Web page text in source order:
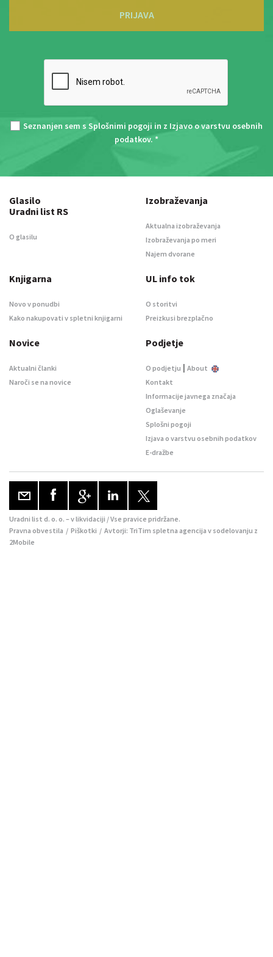
PRIJAVA
Seznanjen sem s Splošnimi pogoji in z Izjavo o varstvu osebnih
podatkov. *
Glasilo
Uradni list RS
O glasilu
Izobraževanja
Aktualna izobraževanja
Izobraževanja po meri
Najem dvorane
Knjigarna
Novo v ponudbi
Kako nakupovati v spletni knjigarni
UL info tok
O storitvi
Preizkusi brezplačno
Novice
Aktualni članki
Naroči se na novice
Podjetje
O podjetju | About
Kontakt
Informacije javnega značaja
Oglaševanje
Splošni pogoji
Izjava o varstvu osebnih podatkov
E-dražbe
Uradni list d. o. o. – v likvidaciji / Vse pravice pridržane.
Pravna obvestila / Piškotki / Avtorji: TriTim spletna agencija v sodelovanju z
2Mobile